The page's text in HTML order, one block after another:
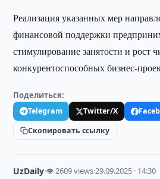
Реализация указанных мер
финансовой поддержки
стимулирование занятости и рост
конкурентоспособных бизнес-
Поделиться:
Telegram Twitter/X
Скопировать ссылку
UzDaily·👁 2609 views·29.09.2025 · 14:30